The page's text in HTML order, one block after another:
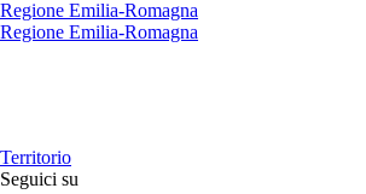
Regione Emilia-Romagna
Regione Emilia-Romagna
Territorio
Seguici su